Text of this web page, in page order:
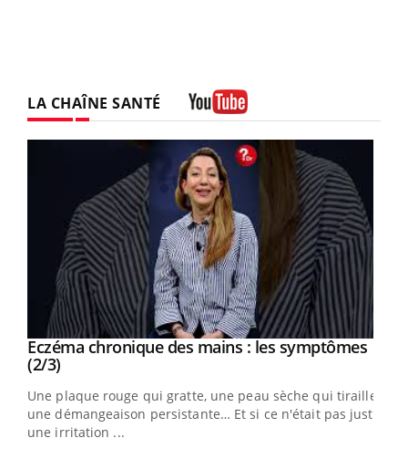
LA CHAÎNE SANTÉ
Youtube
Eczéma chronique des mains : les symptômes
(2/3)Youtube
Une plaque rouge qui gratte, une peau sèche qui tiraille,
une démangeaison persistante… Et si ce n'était pas juste
une irritation ...